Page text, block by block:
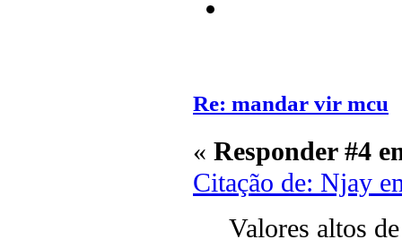
Re: mandar vir mcu
« Responder #4
Citação de: Njay
Valores altos